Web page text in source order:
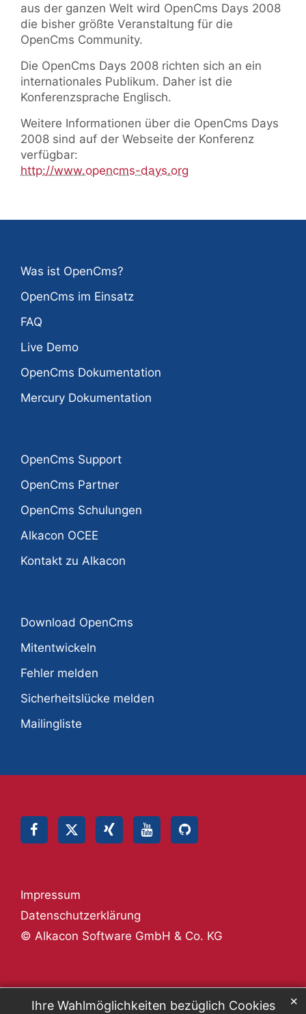
Ihre Wahlmöglichkeiten bezüglich Cookies ✕
aus der ganzen Welt wird OpenCms Days 2008
die bisher größte Veranstaltung für die
OpenCms Community.
Die OpenCms Days 2008 richten sich an ein
internationales Publikum. Daher ist die
Konferenzsprache Englisch.
Weitere Informationen über die OpenCms Days
2008 sind auf der Webseite der Konferenz
verfügbar:
http://www.opencms-days.org
Was ist OpenCms?
OpenCms im Einsatz
FAQ
Live Demo
OpenCms Dokumentation
Mercury Dokumentation
OpenCms Support
OpenCms Partner
OpenCms Schulungen
Alkacon OCEE
Kontakt zu Alkacon
Download OpenCms
Mitentwickeln
Fehler melden
Sicherheitslücke melden
Mailingliste
© Alkacon Software GmbH & Co. KG
Datenschutzerklärung
Impressum